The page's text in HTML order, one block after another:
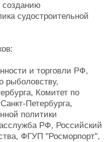
Отзывы
Все службы
созданию
судостроительной
и торговли РФ,
рыболовству,
Комитет по
Петербурга,
политики
РФ, Российский
ФГУП "Росморпорт",